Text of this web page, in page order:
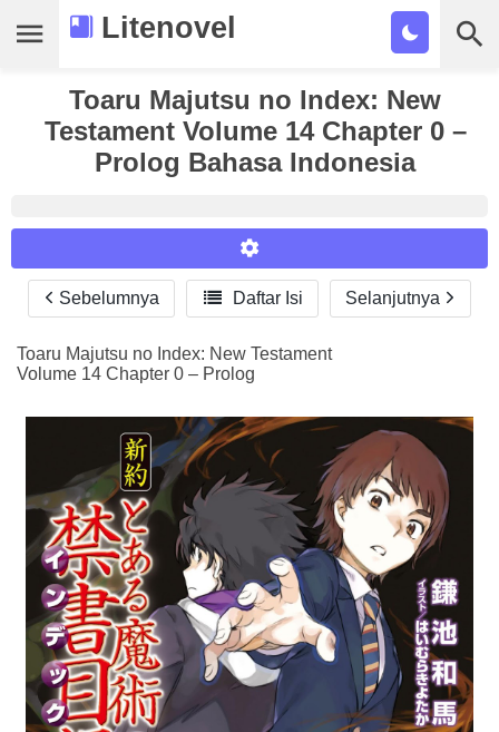
Litenovel
Daftar Novel
Tamat
Bookmark
Toaru Majutsu no Index: New
Testament Volume 14 Chapter 0 –
Prolog Bahasa Indonesia
Reader Settings
Font :
Titillium Web
Arial
Times New Roman
Size :
A+
Sebelumnya  Daftar Isi Selanjutnya
Toaru Majutsu no Index: New Testament
Volume 14 Chapter 0 – Prolog